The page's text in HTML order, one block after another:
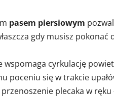
pasem piersiowym
gdy musisz pokonać
wspomaga cyrkulację
poceniu się w trakcie
plecaka w